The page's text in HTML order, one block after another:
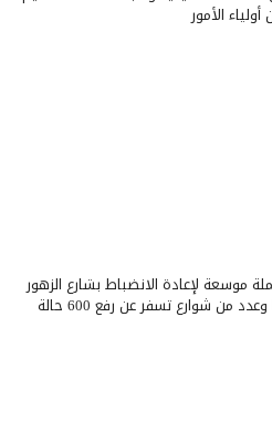
الأمور
موسعة لإعادة الانضباط بشارع الزهور
وسوق شيديا وعدد من شوارع تسفر عن رفع 600 حالة